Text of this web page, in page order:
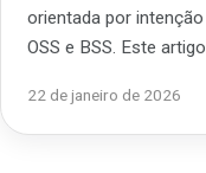
orientada por
OSS e BSS. Este
22 de janeiro de 2026